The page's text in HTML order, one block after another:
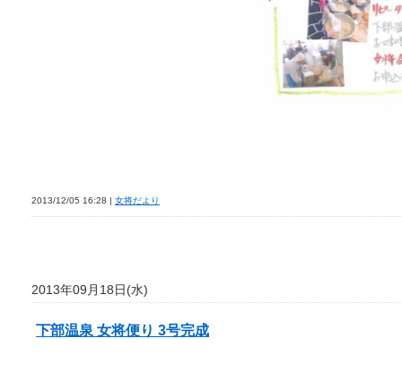
2013/12/05 16:28 | 女将だより
2013年09月18日(水)
下部温泉 女将便り 3号完成